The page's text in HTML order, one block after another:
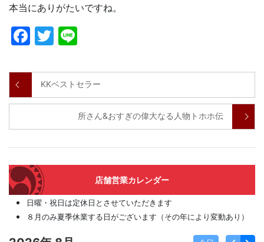
本当にありがたいですね。
Facebook
Twitter
KKベストセラー
所さん&おすぎの偉大なる人物トホホ伝
店舗営業カレンダー
日曜・祝日は定休日とさせていただきます
８月のみ夏季休業する日がございます（その年により変動あり）